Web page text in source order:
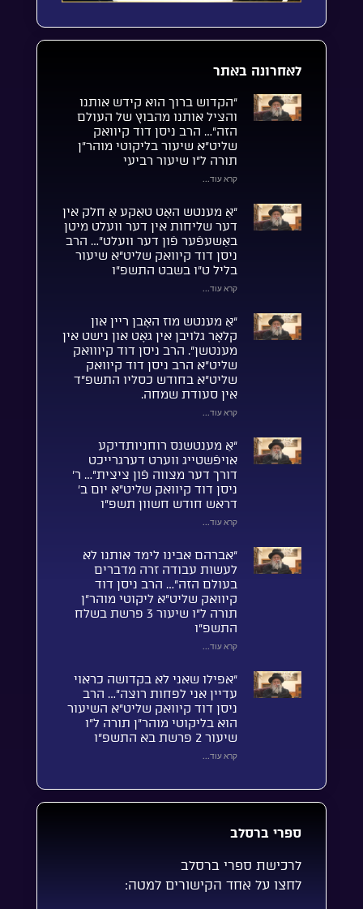
לאחרונה באתר
“הקדוש ברוך הוא קידש אותנו
והציל אותנו מהבוץ של העולם
הזה”… הרב ניסן דוד קיוואק
שליט”א שיעור בליקוטי מוהר”ן
תורה ל”ו שיעור רביעי
קרא עוד...
“אַ מענטש האָט טאַקע אַ חלק אין
דער שליחות אין דער וועלט מיטן
באַשעפֿער פֿון דער וועלט”… הרב
ניסן דוד קיוואק שליט”א שיעור
בליל ט”ו בשבט התשפ”ו
קרא עוד...
“אַ מענטש מוז האָבן ריין און
קלאָר גלויבן אין גאָט און נישט אין
מענטשן”. הרב ניסן דוד קיווואק
שליט”א הרב ניסן דוד קיוואק
שליט”א בחודש כסליו התשפ”ד
אין סעודת שמחה.
קרא עוד...
“אַ מענטשנס רוחניותדיקע
אויפֿשטייג ווערט דערגרייכט
דורך דער מצווה פֿון ציצית”… ר’
ניסן דוד קיוואק שליט”א יום ב’
דראש חודש חשוון תשפ”ו
קרא עוד...
“אברהם אבינו לימד אותנו לא
לעשות עבודה זרה מדברים
בעולם הזה”… הרב ניסן דוד
קיוואק שליט”א ליקוטי מוהר”ן
תורה ל”ו שיעור 3 פרשת בשלח
התשפ”ו
קרא עוד...
“אפילו שאני לא בקדושה כראוי
עדיין אני לפחות רוצה”… הרב
ניסן דוד קיוואק שליט”א השיעור
הוא בליקוטי מוהר”ן תורה ל”ו
שיעור 2 פרשת בא התשפ”ו
קרא עוד...
ספרי ברסלב
לרכישת ספרי ברסלב
לחצו על אחד הקישורים למטה: